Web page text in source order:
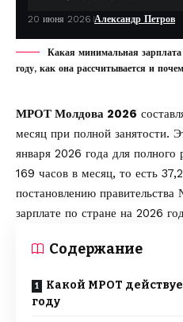
20 июня 2026 Александр Петров
Какая минимальная
году, как она рассчитывается и
МРОТ Молдова 2026
месяц при полной занятости.
января 2026 года для полного
169 часов в месяц, то есть
постановлению
зарплате по стране на 2026
Содержание
Какой МРОТ
году